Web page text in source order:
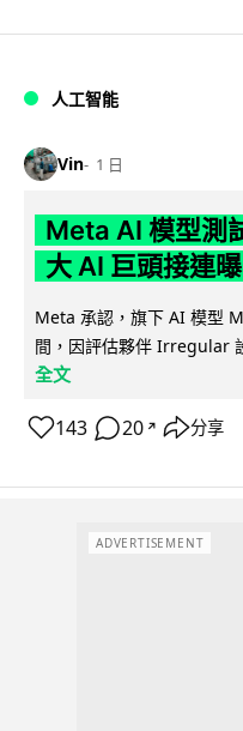
人工智能
Vin 1 日
Meta AI 模型測
大 AI 巨頭接連
Meta 承認，旗下 AI 模型
間，因評估夥伴 Irregular
全文
143 20 ↗ 分享
ADVERTISEMENT